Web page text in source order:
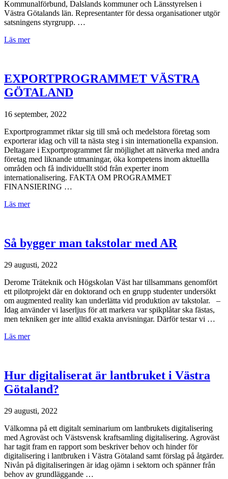
Kommunalförbund, Dalslands kommuner och Länsstyrelsen i
Västra Götalands län. Representanter för dessa organisationer utgör
satsningens styrgrupp. …
Läs mer
EXPORTPROGRAMMET VÄSTRA
GÖTALAND
16 september, 2022
Exportprogrammet riktar sig till små och medelstora företag som
exporterar idag och vill ta nästa steg i sin internationella expansion.
Deltagare i Exportprogrammet får möjlighet att nätverka med andra
företag med liknande utmaningar, öka kompetens inom aktuellla
områden och få individuellt stöd från experter inom
internationalisering. FAKTA OM PROGRAMMET
FINANSIERING …
Läs mer
Så bygger man takstolar med AR
29 augusti, 2022
Derome Träteknik och Högskolan Väst har tillsammans genomfört
ett pilotprojekt där en doktorand och en grupp studenter undersökt
om augmented reality kan underlätta vid produktion av takstolar. –
Idag använder vi laserljus för att markera var spikplåtar ska fästas,
men tekniken ger inte alltid exakta anvisningar. Därför testar vi …
Läs mer
Hur digitaliserat är lantbruket i Västra
Götaland?
29 augusti, 2022
Välkomna på ett digitalt seminarium om lantbrukets digitalisering
med Agroväst och Västsvensk kraftsamling digitalisering. Agroväst
har tagit fram en rapport som beskriver behov och hinder för
digitalisering i lantbruken i Västra Götaland samt förslag på åtgärder.
Nivån på digitaliseringen är idag ojämn i sektorn och spänner från
behov av grundläggande …